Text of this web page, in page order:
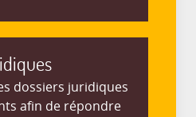
dossiers juridiques
afin de répondre